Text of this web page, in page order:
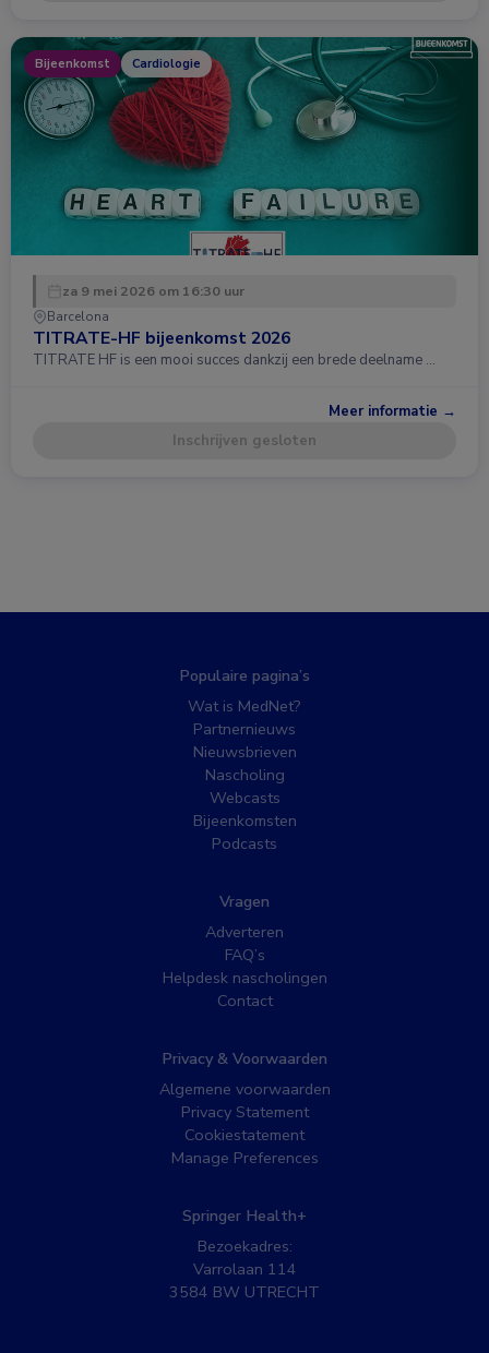
Bijeenkomst Cardiologie
za 9 mei 2026 om 16:30 uur
Barcelona
TITRATE-HF bijeenkomst 2026
TITRATE HF is een mooi succes dankzij een brede deelname …
Meer informatie →
Inschrijven gesloten
Populaire pagina’s
Wat is MedNet?
Partnernieuws
Nieuwsbrieven
Nascholing
Webcasts
Bijeenkomsten
Podcasts
Vragen
Adverteren
FAQ’s
Helpdesk nascholingen
Contact
Privacy & Voorwaarden
Algemene voorwaarden
Privacy Statement
Cookiestatement
Manage Preferences
Springer Health+
Bezoekadres:
Varrolaan 114
3584 BW UTRECHT